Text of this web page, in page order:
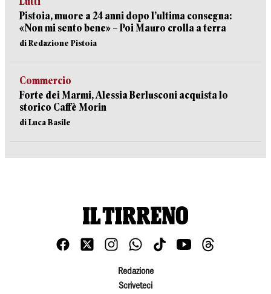
Pistoia, muore a 24 anni dopo l’ultima consegna:
«Non mi sento bene» – Poi Mauro crolla a terra
di Redazione Pistoia
Commercio
Forte dei Marmi, Alessia Berlusconi acquista lo
storico Caffè Morin
di Luca Basile
Redazione
Scriveteci